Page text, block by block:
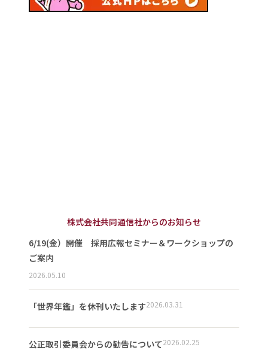
株式会社共同通信社からのお知らせ
6/19(金）開催 採用広報セミナー＆ワークショップの
ご案内
2026.05.10
「世界年鑑」を休刊いたします2026.03.31
公正取引委員会からの勧告について2026.02.25